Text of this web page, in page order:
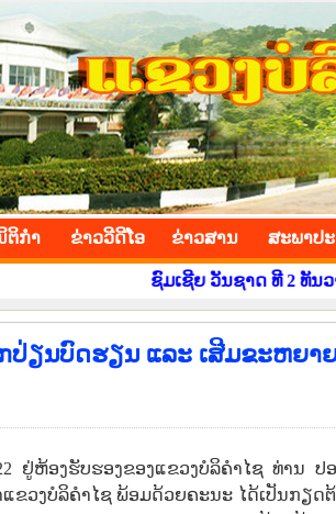
ຕິ​ກຳ ຂ່າວ​ວີ​ດີ​ໂອ ​ຂ່າວ​ສານ ສະພາປ
ວັນຊາດ ທີ 2 ທັນວາ ຄົບຮອບ 50 ປີ ຢ່າງສຸດໃ
ປ່ຽນບົດຮຽນ ແລະ ເສີມຂະຫຍາ
ຢູ່ຫ້ອງຮັບຮອງຂອງແຂວງບໍລິຄໍາໄຊ ທ່ານ
ຂວງບໍລິຄຳໄຊ ພ້ອມດ້ວຍຄະນະ ໄດ້ເປັນກຽດ